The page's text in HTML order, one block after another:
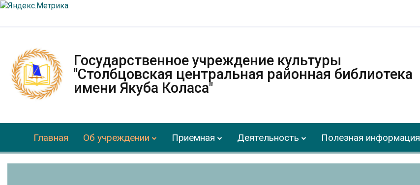
Государственное учреждение культуры
"Столбцовская центральная районная библиотека
имени Якуба Коласа"
Главная Об учреждении Приемная Деятельность Полезная информация